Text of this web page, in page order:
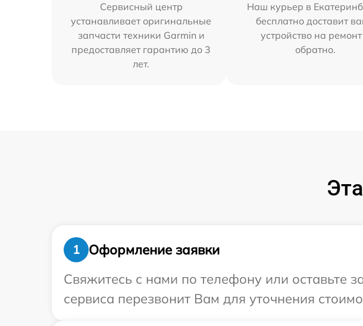
Сервисный центр
устанавливает оригинальные
запчасти техники Garmin и
предоставляет гарантию до 3
лет.
Наш курьер в
бесплатно доставит
устройство на
обратно.
1
Оформление заявки
Свяжитесь с нами по телефону или оставьте
сервиса перезвонит Вам для уточнения